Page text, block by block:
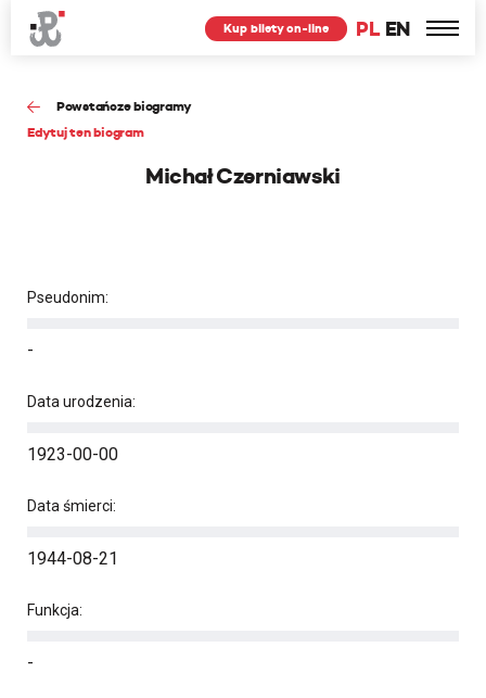
PL EN
Kup bilety on-line
Powstańcze biogramy
Edytuj ten biogram
Michał Czerniawski
Pseudonim:
-
Data urodzenia:
1923-00-00
Data śmierci:
1944-08-21
Funkcja:
-